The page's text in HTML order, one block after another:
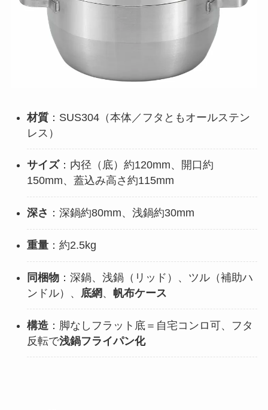
材質：SUS304（本体／フタともオールステン
レス）
サイズ：内径（底）約120mm、開口約
150mm、蓋込み高さ約115mm
深さ ：深鍋約80mm、浅鍋約30mm
重量：約2.5kg
同梱物：深鍋、浅鍋（リッド）、ツル（補助ハ
ンドル）、 底網 、 帆布ケース
構造：脚なしフラット底＝自宅コンロ可、フタ
反転で浅鍋フライパン化